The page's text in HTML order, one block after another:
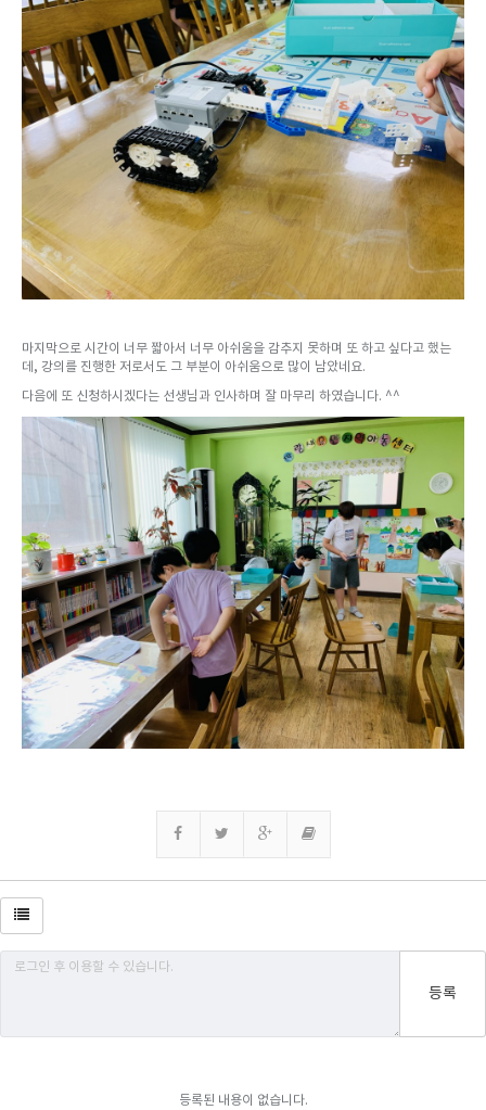
마지막으로 시간이 너무 짧아서 너무 아쉬움을 감추지 못하며 또 하고 싶다고 했는
데, 강의를 진행한 저로서도 그 부분이 아쉬움으로 많이 남았네요.
다음에 또 신청하시겠다는 선생님과 인사하며 잘 마무리 하였습니다. ^^
등록
등록된 내용이 없습니다.